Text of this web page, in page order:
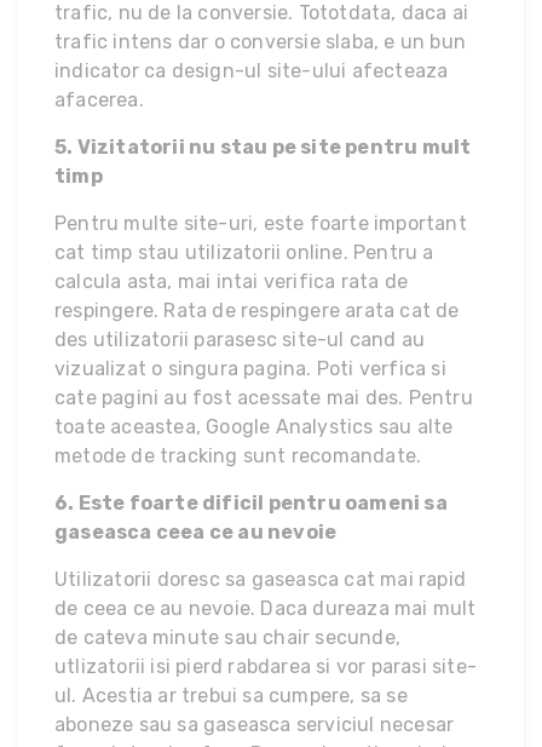
trafic, nu de la conversie. Tototdata, daca ai
trafic intens dar o conversie slaba, e un bun
indicator ca design-ul site-ului afecteaza
afacerea.
5. Vizitatorii nu stau pe site pentru mult
timp
Pentru multe site-uri, este foarte important
cat timp stau utilizatorii online. Pentru a
calcula asta, mai intai verifica rata de
respingere. Rata de respingere arata cat de
des utilizatorii parasesc site-ul cand au
vizualizat o singura pagina. Poti verfica si
cate pagini au fost acessate mai des. Pentru
toate aceastea, Google Analystics sau alte
metode de tracking sunt recomandate.
6. Este foarte dificil pentru oameni sa
gaseasca ceea ce au nevoie
Utilizatorii doresc sa gaseasca cat mai rapid
de ceea ce au nevoie. Daca dureaza mai mult
de cateva minute sau chair secunde,
utlizatorii isi pierd rabdarea si vor parasi site-
ul. Acestia ar trebui sa cumpere, sa se
aboneze sau sa gaseasca serviciul necesar